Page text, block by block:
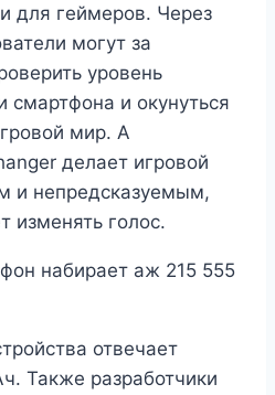
для геймеров. Через
могут за
уровень
смартфона и окунуться
мир. А
делает игровой
и непредсказуемым,
изменять голос.
набирает аж 215 555
отвечает
Также разработчики